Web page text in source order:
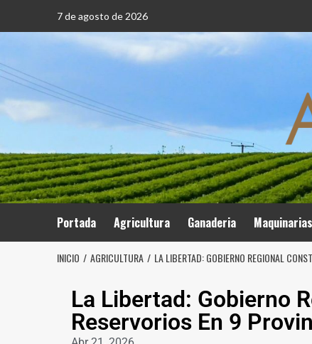
7 de agosto de 2026
Portada Agricultura Ganaderia Maquinarias
INICIO AGRICULTURA LA LIBERTAD: GOBIERNO REGIONAL
La Libertad: Gobierno
Reservorios En 9